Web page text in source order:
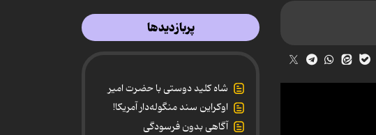
پربازدیدها
شاه کلید دوستی با حضرت امیر
اوکراین سند منگوله‌دار آمریکا!
آگاهی بدون فرسودگی